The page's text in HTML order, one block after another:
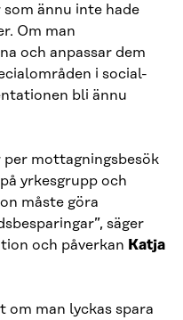
ännu inte hade
Om man
och anpassar dem
i social-
bli ännu
per mottagningsbesök
yrkesgrupp och
måste göra
säger
och påverkan Katja
om man lyckas spara